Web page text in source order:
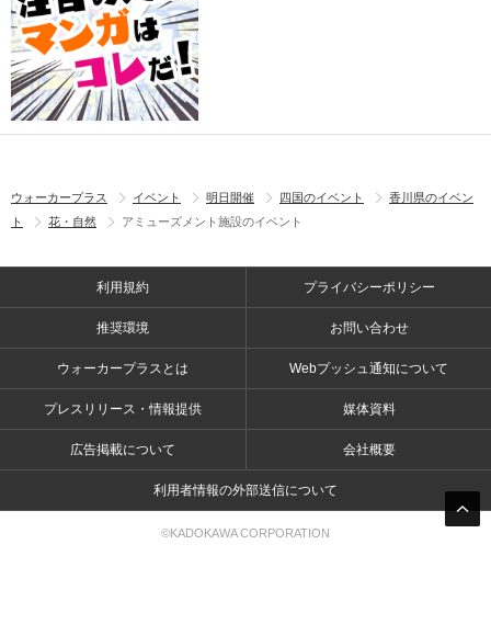
ウォーカープラス イベント 明日開催 四国のイベント
香川県のイベン
ト
花・自然 アミューズメント施設のイベント
利用規約 プライバシーポリシー
推奨環境 お問い合わせ
ウォーカープラスとは Webプッシュ通知について
プレスリリース・情報提供 媒体資料
広告掲載について 会社概要
利用者情報の外部送信について
©KADOKAWA CORPORATION